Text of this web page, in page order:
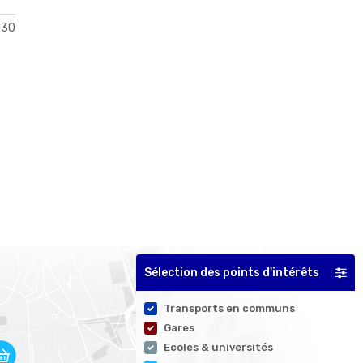
Sélection des points d'intérêts
Transports en communs
Gares
Ecoles & universités